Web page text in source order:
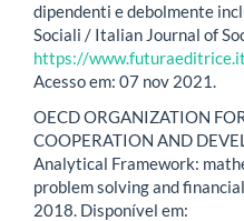
dipendenti e debolmente
Sociali / Italian Journal of
https://
Acesso em: 07 nov 2021.
OECD ORGANIZATION
COOPERATION AND
Analytical Framework:
problem solving and
2018. Disponível em: